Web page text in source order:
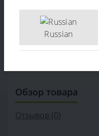
Обзор товара
Отзывов (0)
Russian